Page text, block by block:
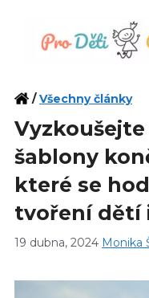
/Všechny články
šablony
které se
tvoření dětí
19 dubna, 2024 Monika